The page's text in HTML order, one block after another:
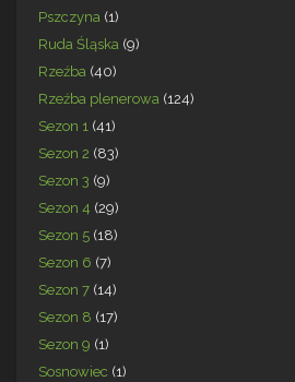
Pszczyna (1)
Ruda Śląska (9)
Rzeźba (40)
Rzeźba plenerowa (124)
Sezon 1 (41)
Sezon 2 (83)
Sezon 3 (9)
Sezon 4 (29)
Sezon 5 (18)
Sezon 6 (7)
Sezon 7 (14)
Sezon 8 (17)
Sezon 9 (1)
Sosnowiec (1)